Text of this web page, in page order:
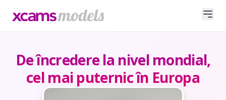
De încredere la nivel mondial,
cel mai puternic în Europa